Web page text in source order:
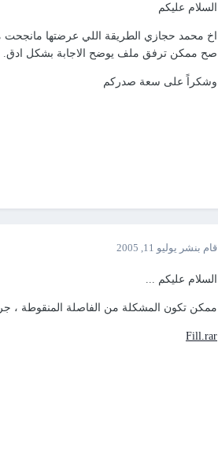
السلام عليكم
اخ محمد حجازي الطريقة اللي عرضتها مانجحت
صح ممكن ترفق ملف يوضح الاجابة بشكل ادق.
وشكراً على سعة صدركم
قام بنشر يوليو 11, 2005
السلام عليكم ...
ممكن تكون المشكلة من الفاصلة المنقوطة ،
Fill.rar